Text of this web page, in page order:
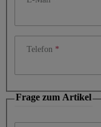
Telefon
Frage zum Artikel